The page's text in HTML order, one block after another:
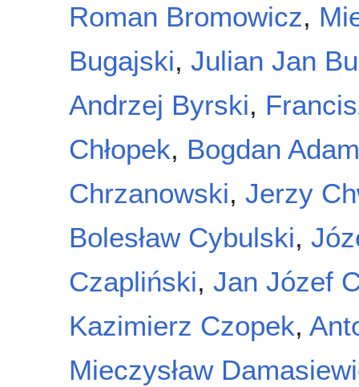
Roman Bromowicz,
Bugajski, Julian Jan
Andrzej Byrski,
Chłopek, Bogdan
Chrzanowski, Jerzy
Bolesław Cybulski,
Czapliński, Jan Józef
Kazimierz Czopek,
Mieczysław